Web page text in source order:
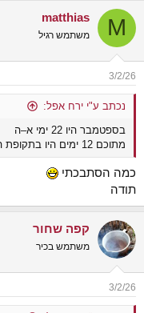
M
matthias
משתמש רגיל
3/2/26
נכתב ע"י ירח אפל:
בספטמבר היו 22 ימי א–ה
מתוכם 12 ימים היו בתקופת ההעסקה שלך
כמה הסתבכתי
תודה
קפה שחור
משתמש בכיר
3/2/26